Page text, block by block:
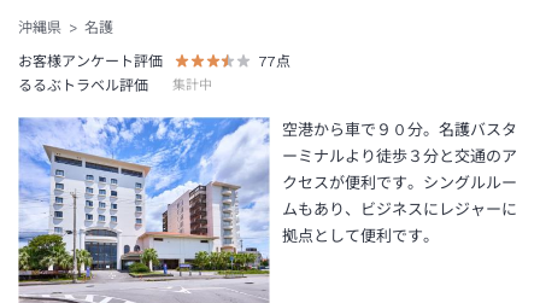
沖縄県
名護
お客様アンケート評価
77点
るるぶトラベル評価
集計中
空港から車で９０分。名護バスタ
ーミナルより徒歩３分と交通のア
クセスが便利です。シングルルー
ムもあり、ビジネスにレジャーに
拠点として便利です。